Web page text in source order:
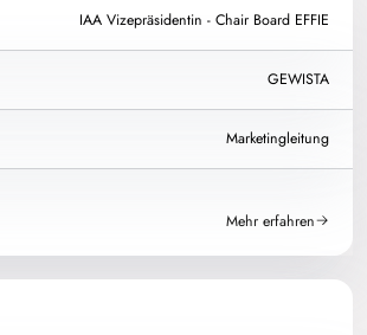
IAA Vizepräsidentin - Chair Board EFFIE
GEWISTA
Marketingleitung
Mehr erfahren